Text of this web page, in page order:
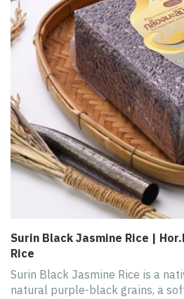
Surin Black Jasmine Rice |
Rice
Surin Black Jasmine Rice is a
natural purple-black grains, a